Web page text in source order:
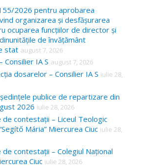
2026 pentru aprobarea
organizarea și desfășurarea
ocuparea funcțiilor de director și
de învățământ
stat august 7, 2026
Consilier IA S august 7, 2026
dosarelor – Consilier IA S iulie 28,
publice de repartizare din
2026 iulie 28, 2026
de contestații – Liceul Teologic
Mária” Miercurea Ciuc iulie 28,
contestații – Colegiul Național
Ciuc iulie 28, 2026